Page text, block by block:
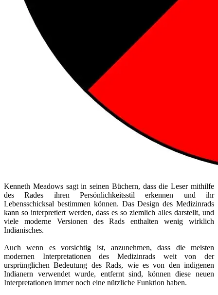
Kenneth Meadows sagt in seinen Büchern, dass die Leser mithilfe
des Rades ihren Persönlichkeitsstil erkennen und ihr
Lebensschicksal bestimmen können. Das Design des Medizinrads
kann so interpretiert werden, dass es so ziemlich alles darstellt, und
viele moderne Versionen des Rads enthalten wenig wirklich
Indianisches.
Auch wenn es vorsichtig ist, anzunehmen, dass die meisten
modernen Interpretationen des Medizinrads weit von der
ursprünglichen Bedeutung des Rads, wie es von den indigenen
Indianern verwendet wurde, entfernt sind, können diese neuen
Interpretationen immer noch eine nützliche Funktion haben.